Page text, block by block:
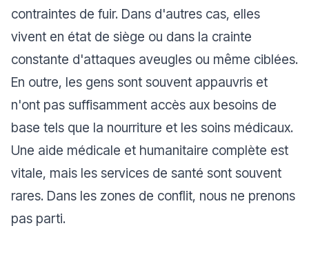
contraintes de fuir. Dans d'autres cas, elles
vivent en état de siège ou dans la crainte
constante d'attaques aveugles ou même ciblées.
En outre, les gens sont souvent appauvris et
n'ont pas suffisamment accès aux besoins de
base tels que la nourriture et les soins médicaux.
Une aide médicale et humanitaire complète est
vitale, mais les services de santé sont souvent
rares. Dans les zones de conflit, nous ne prenons
pas parti.